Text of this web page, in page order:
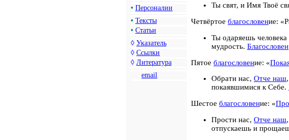
• Персоналии
• Тексты
• Статьи
◊ Указатель
◊ Ссылки
◊ Литература
email
Ты свят, и Имя Твоё
Четвёртое благословение:
Ты одаряешь
мудрость. Благословен
Пятое благословение: «
Обрати нас, Отче наш
покаявшимися к Себе.
Шестое благословение: «
Прости нас, Отче наш
отпускаешь и